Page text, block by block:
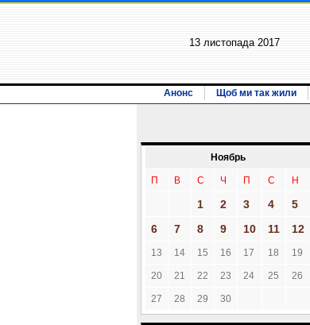
13 листопада 2017
Анонс Щоб ми так жили
Ноябрь
П В С Ч П С Н
1 2 3 4
5
6
7 8 9 10 11 12
13 14 15 16 17 18 19
20 21 22 23 24 25 26
27 28 29 30